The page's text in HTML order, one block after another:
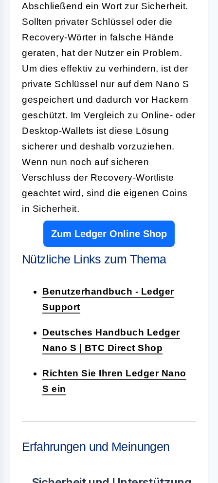
Abschließend ein Wort zur Sicherheit.
Sollten privater Schlüssel oder die
Recovery-Wörter in falsche Hände
geraten, hat der Nutzer ein Problem.
Um dies effektiv zu verhindern, ist der
private Schlüssel nur auf dem Nano S
gespeichert und dadurch vor Hackern
geschützt. Im Vergleich zu Online- oder
Desktop-Wallets ist diese Lösung
sicherer und deshalb vorzuziehen.
Wenn nun noch auf sicheren
Verschluss der Recovery-Wortliste
geachtet wird, sind die eigenen Coins
in Sicherheit.
Zum Ledger Online Shop
Nützliche Links zum Thema
Benutzerhandbuch - Ledger
Support
Deutsches Handbuch Ledger
Nano S | BTC Direct Shop
Richten Sie Ihren Ledger Nano
S ein
Erfahrungen und Meinungen